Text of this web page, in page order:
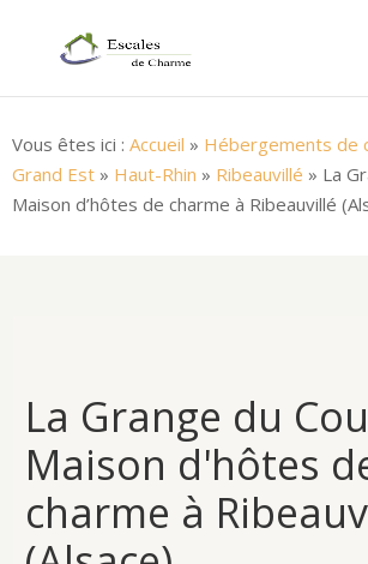
Vous êtes ici : Accueil » Hébergements de
Grand Est » Haut-Rhin » Ribeauvillé » La
Maison d’hôtes de charme à Ribeauvillé
La Grange du
Maison d'hôtes
charme à